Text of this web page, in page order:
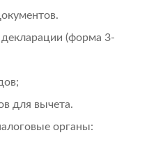
(форма 3-
для вычета.
органы: